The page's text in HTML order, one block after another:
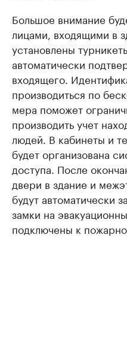
Большое внимание
лицами, входящими в
установлены
автоматически
входящего.
производиться по
мера поможет
производить учет
людей. В кабинеты и
будет организована
доступа. После
двери в здание и
будут автоматически
замки на
подключены к